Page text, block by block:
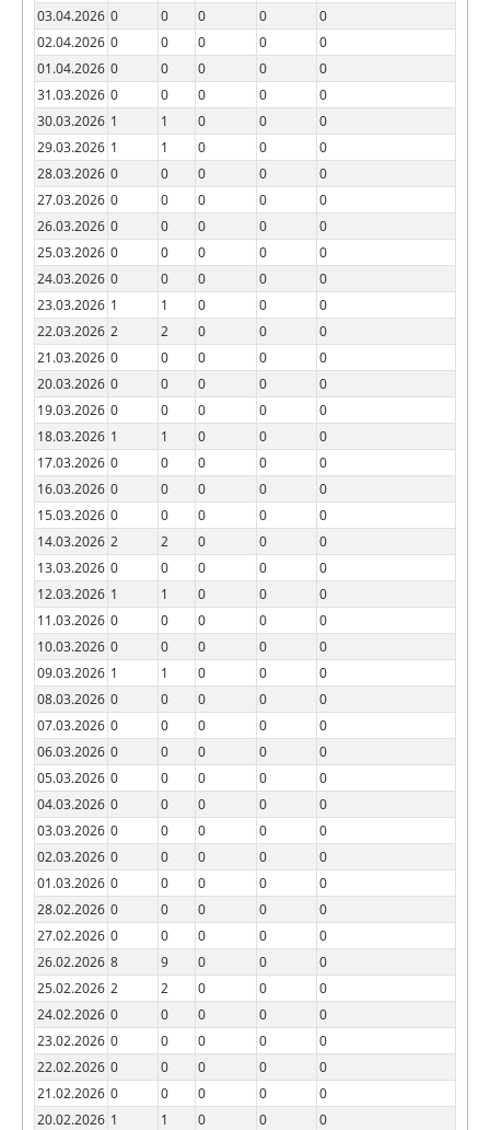
03.04.2026 0 0 0 0
0
02.04.2026 0 0 0 0
0
01.04.2026 0 0 0 0
0
31.03.2026 0 0 0 0
0
30.03.2026 1 1 0 0
0
29.03.2026 1 1 0 0
0
28.03.2026 0 0 0 0
0
27.03.2026 0 0 0 0
0
26.03.2026 0 0 0 0
0
25.03.2026 0 0 0 0
0
24.03.2026 0 0 0 0
0
23.03.2026 1 1 0 0
0
22.03.2026 2 2 0 0
0
21.03.2026 0 0 0 0
0
20.03.2026 0 0 0 0
0
19.03.2026 0 0 0 0
0
18.03.2026 1 1 0 0
0
17.03.2026 0 0 0 0
0
16.03.2026 0 0 0 0
0
15.03.2026 0 0 0 0
0
14.03.2026 2 2 0 0
0
13.03.2026 0 0 0 0
0
12.03.2026 1 1 0 0
0
11.03.2026 0 0 0 0
0
10.03.2026 0 0 0 0
0
09.03.2026 1 1 0 0
0
08.03.2026 0 0 0 0
0
07.03.2026 0 0 0 0
0
06.03.2026 0 0 0 0
0
05.03.2026 0 0 0 0
0
04.03.2026 0 0 0 0
0
03.03.2026 0 0 0 0
0
02.03.2026 0 0 0 0
0
01.03.2026 0 0 0 0
0
28.02.2026 0 0 0 0
0
27.02.2026 0 0 0 0
0
26.02.2026 8 9 0 0
0
25.02.2026 2 2 0 0
0
24.02.2026 0 0 0 0
0
23.02.2026 0 0 0 0
0
22.02.2026 0 0 0 0
0
21.02.2026 0 0 0 0
0
20.02.2026 1 1 0 0
0